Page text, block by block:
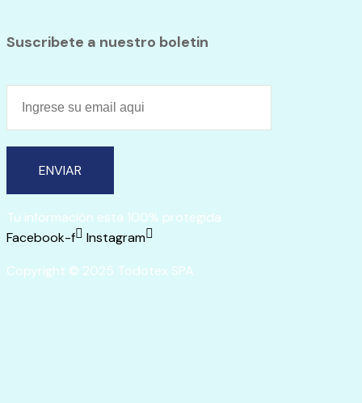
Suscribete a nuestro boletin
ENVIAR
Tu información esta 100% protegida
Facebook-f
Instagram
Copyright © 2025 Todotex SPA